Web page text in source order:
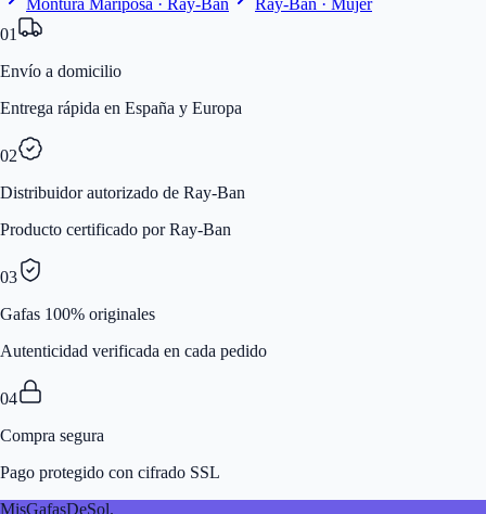
01
Envío a domicilio
Entrega rápida en España y Europa
02
Distribuidor autorizado de Ray-Ban
Producto certificado por Ray-Ban
03
Gafas 100% originales
Autenticidad verificada en cada pedido
04
Compra segura
Pago protegido con cifrado SSL
MisGafasDeSol.